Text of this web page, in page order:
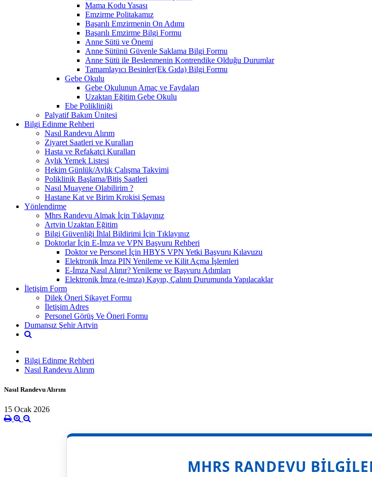
Mama Kodu Yasası
Emzirme Politakamız
Başarılı Emzirmenin On Adımı
Başarılı Emzirme Bilgi Formu
Anne Sütü ve Önemi
Anne Sütünü Güvenle Saklama Bilgi Formu
Anne Sütü ile Beslenmenin Kontrendike Olduğu Durumlar
Tamamlayıcı Besinler(Ek Gıda) Bilgi Formu
Gebe Okulu
Gebe Okulunun Amaç ve Faydaları
Uzaktan Eğitim Gebe Okulu
Ebe Polikliniği
Palyatif Bakım Ünitesi
Bilgi Edinme Rehberi
Nasıl Randevu Alırım
Ziyaret Saatleri ve Kuralları
Hasta ve Refakatçi Kuralları
Aylık Yemek Listesi
Hekim Günlük/Aylık Çalışma Takvimi
Poliklinik Başlama/Bitiş Saatleri
Nasıl Muayene Olabilirim ?
Hastane Kat ve Birim Krokisi Şeması
Yönlendirme
Mhrs Randevu Almak İçin Tıklayınız
Artvin Uzaktan Eğitim
Bilgi Güvenliği İhlal Bildirimi İçin Tıklayınız
Doktorlar İçin E-İmza ve VPN Başvuru Rehberi
Doktor ve Personel İçin HBYS VPN Yetki Başvuru Kılavuzu
Elektronik İmza PIN Yenileme ve Kilit Açma İşlemleri
E-İmza Nasıl Alınır? Yenileme ve Başvuru Adımları
Elektronik İmza (e-imza) Kayıp, Çalıntı Durumunda Yapılacaklar
İletişim Form
Dilek Öneri Şikayet Formu
İletişim Adres
Personel Görüş Ve Öneri Formu
Dumansız Şehir Artvin
Bilgi Edinme Rehberi
Nasıl Randevu Alırım
Nasıl Randevu Alırım
15 Ocak 2026
MHRS RANDEVU